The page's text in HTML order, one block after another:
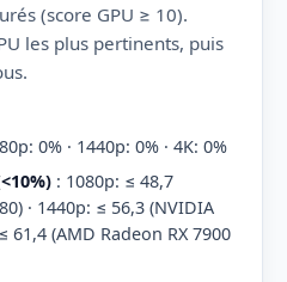
(score GPU ≥ 10).
les plus pertinents, puis
0% · 1440p: 0% · 4K: 0%
: 1080p: ≤ 48,7
· 1440p: ≤ 56,3 (NVIDIA
61,4 (AMD Radeon RX 7900